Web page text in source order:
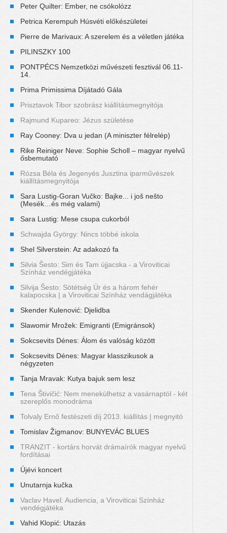
Peter Quilter: Ember, ne csókolózz
Petrica Kerempuh Húsvéti előkészületei
Pierre de Marivaux: A szerelem és a véletlen játéka
PILINSZKY 100
PONTPÉCS Nemzetközi művészeti fesztivál 06.11-
14.
Prima Primissima Díjátadó Gála
Prisztavok Tibor szobrász kiállításmegnyitója
Rajmund Kupareo: Jézus születése
Ray Cooney: Dva u jedan (A miniszter félrelép)
Rike Reiniger Neve: Sophie Scholl – magyar nyelvű
ősbemutató
Rózsa Béla és Jegenyés Jusztina iparművészek
kiállításmegnyitója
Sara Lustig-Goran Vučko: Bajke... i još nešto
(Mesék…és még valami)
Sara Lustig: Mese csupa cukorból
Schwajda György: Nincs többé iskola
Shel Silverstein: Az adakozó fa
Silvia Šesto: Sim és Tam újjacska - a Viroviticai
Színház vendégjátéka
Silvija Šesto: Sötétség Úr és a három fehér
kalapocska | a Viroviticai Színház vendágjátéka
Skender Kulenović: Djelidba
Slawomir Mrožek: Emigranti (Emigránsok)
Sokcsevits Dénes: Álom és valóság között
Sokcsevits Dénes: Magyar klasszikusok a
négyzeten
Tanja Mravak: Kutya bajuk sem lesz
Tena Štivičić: Nem menekülhetsz a vasárnaptól - két
szereplős monodráma
Tolvaly Ernő festészeti díj 2013. kiállítás | megnyitó
Tomislav Žigmanov: BUNYEVÁC BLUES
TRANZIT - kortárs horvát drámaírók magyar nyelvű
fordításai
Újévi koncert
Unutarnja kučka
Vaclav Havel: Audiencia, a Viroviticai Színház
vendégjátéka
Vahid Klopić: Utazás